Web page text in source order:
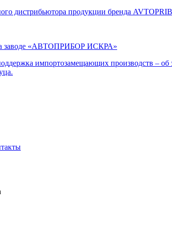
дистрибьютора продукции бренда
на заводе «АВТОПРИБОР ИСКРА»
импортозамещающих производств –